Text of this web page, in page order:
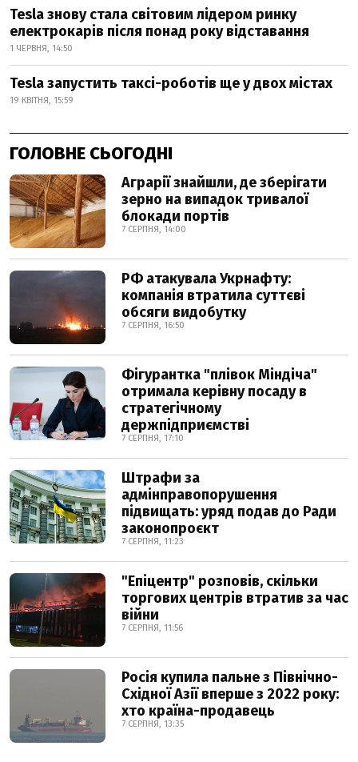
Tesla знову стала світовим лідером ринку
електрокарів після понад року відставання
1 ЧЕРВНЯ, 14:50
Tesla запустить таксі-роботів ще у двох містах
19 КВІТНЯ, 15:59
ГОЛОВНЕ СЬОГОДНІ
Аграрії знайшли, де зберігати
зерно на випадок тривалої
блокади портів
7 СЕРПНЯ, 14:00
РФ атакувала Укрнафту:
компанія втратила суттєві
обсяги видобутку
7 СЕРПНЯ, 16:50
Фігурантка "плівок Міндіча"
отримала керівну посаду в
стратегічному
держпідприємстві
7 СЕРПНЯ, 17:10
Штрафи за
адмінправопорушення
підвищать: уряд подав до Ради
законопроєкт
7 СЕРПНЯ, 11:23
"Епіцентр" розповів, скільки
торгових центрів втратив за час
війни
7 СЕРПНЯ, 11:56
Росія купила пальне з Північно-
Східної Азії вперше з 2022 року:
хто країна-продавець
7 СЕРПНЯ, 13:35